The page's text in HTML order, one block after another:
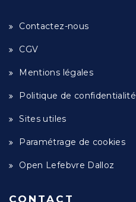
Contactez-nous
CGV
Mentions légales
Politique de confidentialité
Sites utiles
Paramétrage de cookies
Open Lefebvre Dalloz
CONTACT